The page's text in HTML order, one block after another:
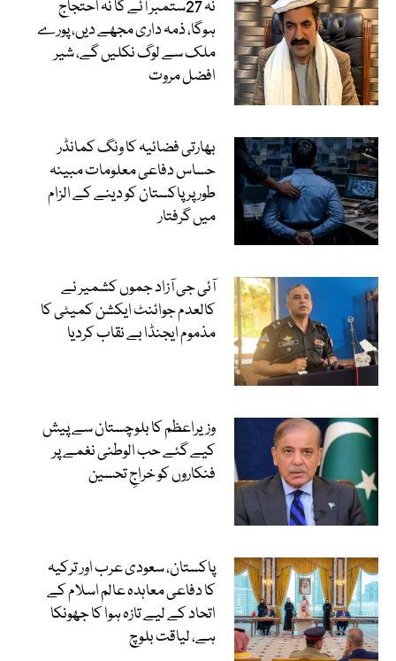
نہ 27ستمبر آئے گا نہ احتجاج
ہوگا، ذمہ داری مجھے دیں، پورے
ملک سے لوگ نکلیں گے، شیر
افضل مروت
بھارتی فضائیہ کا ونگ کمانڈر
حساس دفاعی معلومات مبینہ
طور پر پاکستان کو دینے کے الزام
میں گرفتار
آئی جی آزاد جموں کشمیر نے
کالعدم جوائنٹ ایکشن کمیٹی کا
مذموم ایجنڈا بے نقاب کردیا
وزیراعظم کا بلوچستان سے پیش
کیے گئے حب الوطنی نغمے پر
فنکاروں کو خراجِ تحسین
پاکستان، سعودی عرب اور ترکیہ
کا دفاعی معاہدہ عالم اسلام کے
اتحاد کے لیے تازہ ہوا کا جھونکا
ہے، لیاقت بلوچ